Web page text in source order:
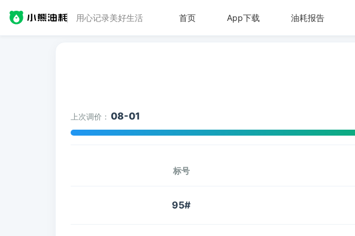
用心记录美好生活 首页 App下载 油耗报告
上次调价： 08-01
标号
95#